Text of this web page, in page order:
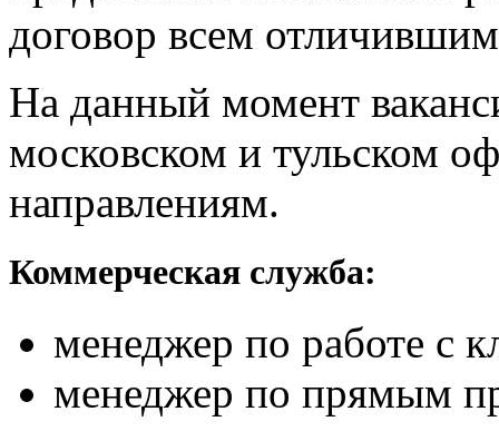
договор всем
На данный момент
московском и тульском
направлениям.
Коммерческая служба:
менеджер по работе с
менеджер по прямым